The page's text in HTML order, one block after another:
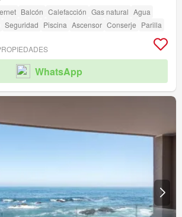
Balcón Calefacción Gas natural Agua
Seguridad Piscina Ascensor Conserje Parilla
WhatsApp